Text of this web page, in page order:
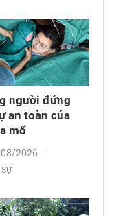
người đứng
an toàn của
mổ
2026